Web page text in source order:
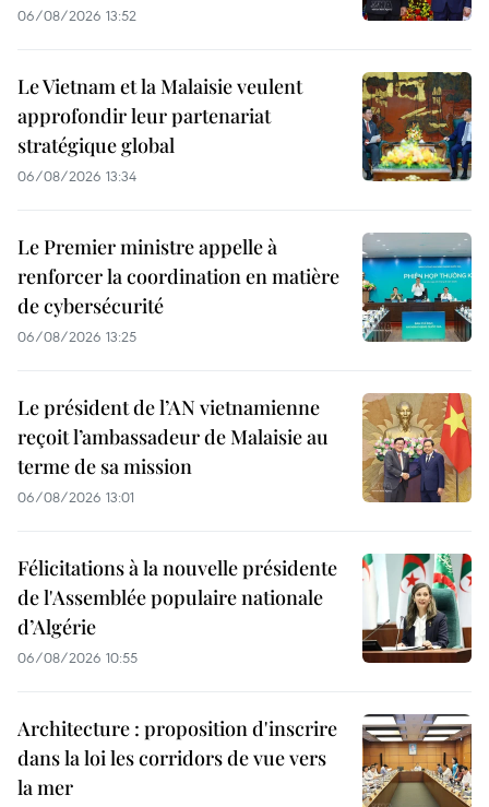
06/08/2026 13:52
Le Vietnam et la Malaisie veulent
approfondir leur partenariat
stratégique global
06/08/2026 13:34
Le Premier ministre appelle à
renforcer la coordination en matière
de cybersécurité
06/08/2026 13:25
Le président de l’AN vietnamienne
reçoit l’ambassadeur de Malaisie au
terme de sa mission
06/08/2026 13:01
Félicitations à la nouvelle présidente
de l'Assemblée populaire nationale
d’Algérie
06/08/2026 10:55
Architecture : proposition d'inscrire
dans la loi les corridors de vue vers
la mer